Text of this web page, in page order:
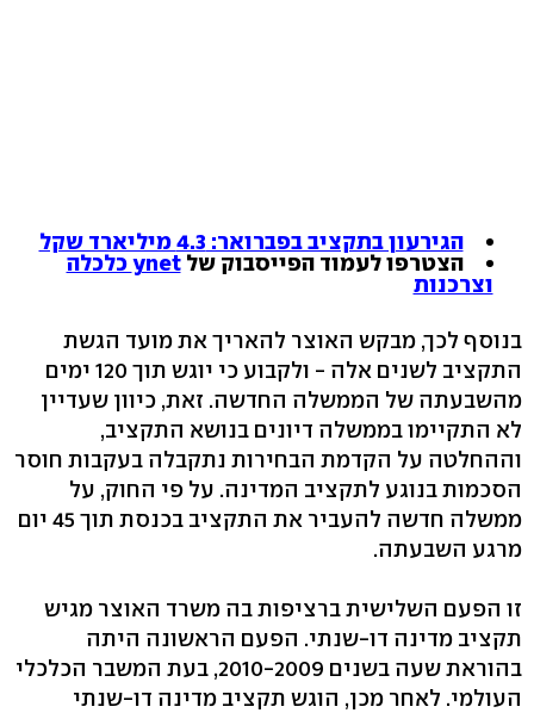
הגירעון בתקציב בפברואר: 4.3 מיליארד שקל
הצטרפו לעמוד הפייסבוק של ynet כלכלה
וצרכנות
בנוסף לכך, מבקש האוצר להאריך את מועד הגשת
התקציב לשנים אלה - ולקבוע כי יוגש תוך 120 ימים
מהשבעתה של הממשלה החדשה. זאת, כיוון שעדיין
לא התקיימו בממשלה דיונים בנושא התקציב,
וההחלטה על הקדמת הבחירות נתקבלה בעקבות חוסר
הסכמות בנוגע לתקציב המדינה. על פי החוק, על
ממשלה חדשה להעביר את התקציב בכנסת תוך 45 יום
מרגע השבעתה.
זו הפעם השלישית ברציפות בה משרד האוצר מגיש
תקציב מדינה דו-שנתי. הפעם הראשונה היתה
בהוראת שעה בשנים 2010-2009, בעת המשבר הכלכלי
העולמי. לאחר מכן, הוגש תקציב מדינה דו-שנתי